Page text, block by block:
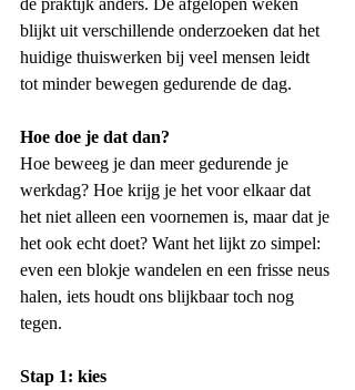
blijkt uit verschillende onderzoeken dat het
huidige thuiswerken bij veel mensen leidt
tot minder bewegen gedurende de dag.
Hoe doe je dat dan?
Hoe beweeg je dan meer gedurende je
werkdag? Hoe krijg je het voor elkaar dat
het niet alleen een voornemen is, maar dat je
het ook echt doet? Want het lijkt zo simpel:
even een blokje wandelen en een frisse neus
halen, iets houdt ons blijkbaar toch nog
tegen.
Stap 1: kies